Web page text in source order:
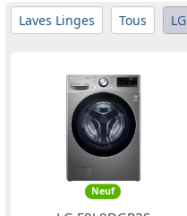
Laves Linges Tous LG
Neuf